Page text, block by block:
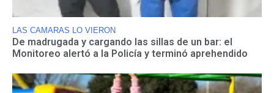
LAS CAMARAS LO VIERON
De madrugada y cargando las sillas de un bar: el
Monitoreo alertó a la Policía y terminó aprehendido